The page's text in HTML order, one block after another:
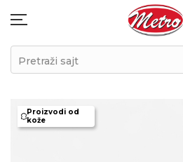
Pretraži sajt
Proizvodi od
kože